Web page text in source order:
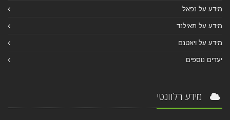
מידע על נפאל
מידע על תאילנד
מידע על ויאטנם
יעדים נוספים
מידע רלוונטי